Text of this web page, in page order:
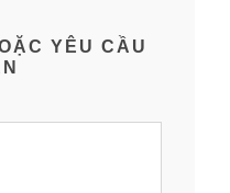
YÊU CẦU